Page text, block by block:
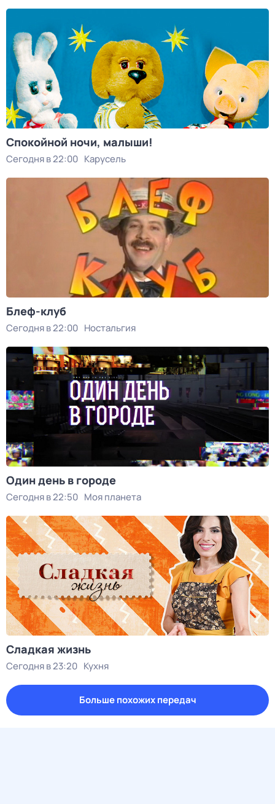
Спокойной ночи, малыши!
Сегодня в 22:00 Карусель
Блеф-клуб
Сегодня в 22:00 Ностальгия
Один день в городе
Сегодня в 22:50 Моя планета
Сладкая жизнь
Сегодня в 23:20 Кухня
Больше похожих передач